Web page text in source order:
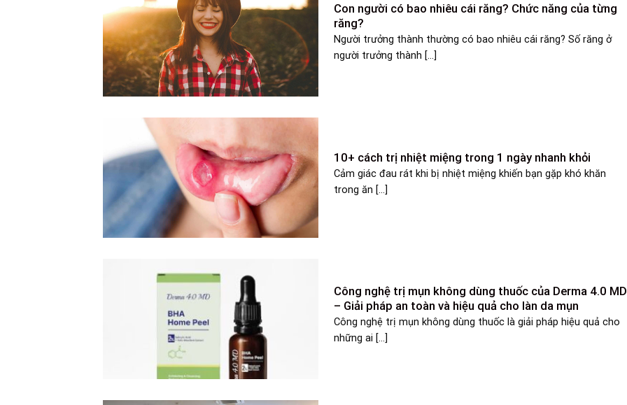
Con người có bao nhiêu cái răng? Chức năng của từng
răng?
Người trưởng thành thường có bao nhiêu cái răng? Số răng ở
người trưởng thành [...]
10+ cách trị nhiệt miệng trong 1 ngày nhanh khỏi
Cảm giác đau rát khi bị nhiệt miệng khiến bạn gặp khó khăn
trong ăn [...]
Công nghệ trị mụn không dùng thuốc của Derma 4.0 MD
– Giải pháp an toàn và hiệu quả cho làn da mụn
Công nghệ trị mụn không dùng thuốc là giải pháp hiệu quả cho
những ai [...]